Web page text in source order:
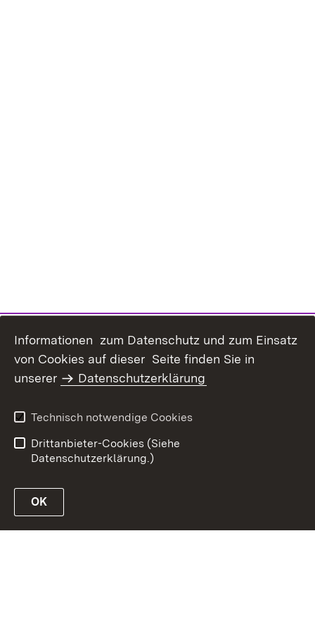
Informationen zum Datenschutz und zum Einsatz
von Cookies auf dieser Seite finden Sie in
unserer
Datenschutzerklärung
Technisch notwendige Cookies
Drittanbieter-Cookies (Siehe
Datenschutzerklärung.)
OK